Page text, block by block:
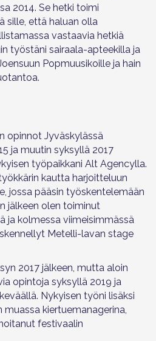
2014. Se hetki toimi
sille, että haluan olla
vastaavia hetkiä
työstäni sairaala-apteekilla ja
Popmuusikoille ja hain
opinnot Jyväskylässä
ja muutin syksyllä 2017
työpaikkani Alt Agencylla.
kautta harjoitteluun
jossa pääsin työskentelemään
jälkeen olen toiminut
ja kolmessa viimeisimmässä
Metelli-lavan stage
2017 jälkeen, mutta aloin
opintoja syksyllä 2019 ja
Nykyisen työni lisäksi
kiertuemanagerina,
festivaalin